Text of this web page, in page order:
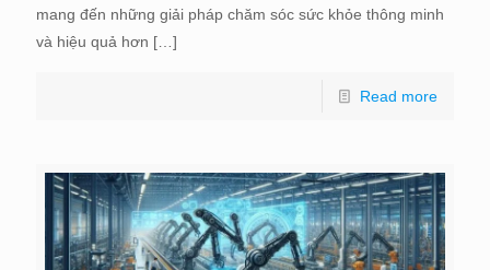
mang đến những giải pháp chăm sóc sức khỏe thông minh
và hiệu quả hơn […]
Read more